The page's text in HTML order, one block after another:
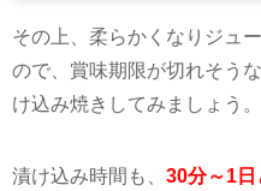
その上、柔らかくなりジュ
ので、賞味期限が切れそう
け込み焼きしてみましょう。
漬け込み時間も、 30分～1日